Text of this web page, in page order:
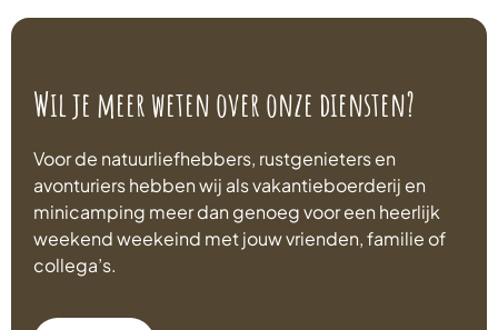
Wil je meer weten over onze diensten?
Voor de natuurliefhebbers, rustgenieters en
avonturiers hebben wij als vakantieboerderij en
minicamping meer dan genoeg voor een heerlijk
weekend weekeind met jouw vrienden, familie of
collega’s.